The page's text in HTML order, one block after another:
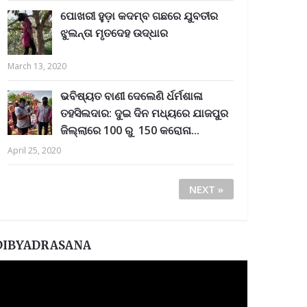
ପୋଖରୀ ହୁଡ଼ା କଦମ୍ବ ଗଛରେ ଯୁବତୀର
ଝୁଲନ୍ତା ମୃତଦେହ ଉଦ୍ଧାର
March 13, 2020
ଭବିଷ୍ୟତ ବାଣୀ ଦେଲେଣି ର୍ଧର୍ମଶାଳା
ତହସିଲଦାର: ଦୁଇ ଦିନ ମଧ୍ୟରେ ଯାଜପୁର
ଜିଲ୍ଲାରେ 100 ରୁ 150 କରୋନା...
April 25, 2020
NEXT »